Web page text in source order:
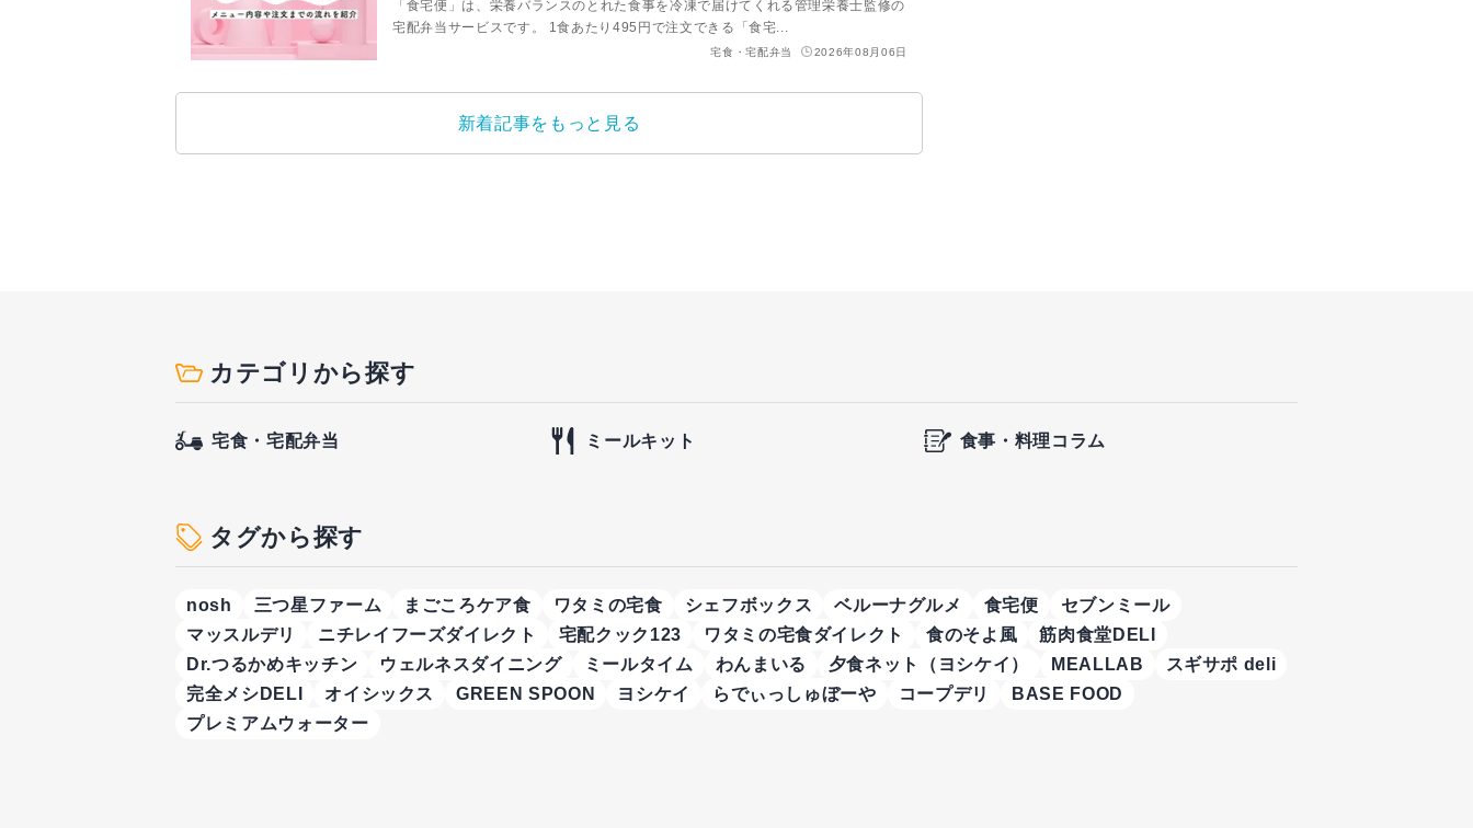
「食宅便」は、栄養バランスのとれた食事を冷凍で届けてくれる管理栄養士監修の
宅配弁当サービスです。 1食あたり495円で注文できる「食宅...
宅食・宅配弁当 2026年08月06日
新着記事をもっと見る
カテゴリから探す
宅食・宅配弁当 ミールキット 食事・料理コラム
タグから探す
nosh 三つ星ファーム まごころケア食 ワタミの宅食 シェフボックス ベルーナグルメ 食宅便
セブンミール
マッスルデリ
ニチレイフーズダイレクト 宅配クック123 ワタミの宅食ダイレクト 食のそよ風
筋肉食堂DELI
Dr.つるかめキッチン
ウェルネスダイニング ミールタイム わんまいる 夕食ネット（ヨシケイ） MEALLAB
スギサポ deli
完全メシDELI
オイシックス GREEN SPOON ヨシケイ らでぃっしゅぼーや コープデリ
BASE FOOD
プレミアムウォーター